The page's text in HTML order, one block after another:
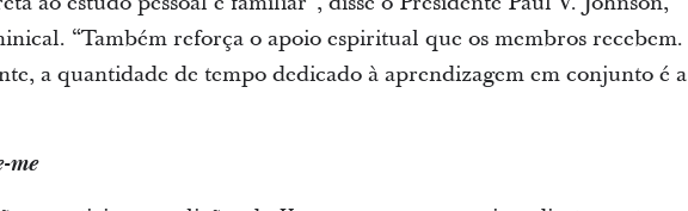
“Também reforça o apoio espiritual que os membros recebem.
a quantidade de tempo dedicado à aprendizagem em conjunto é a
me